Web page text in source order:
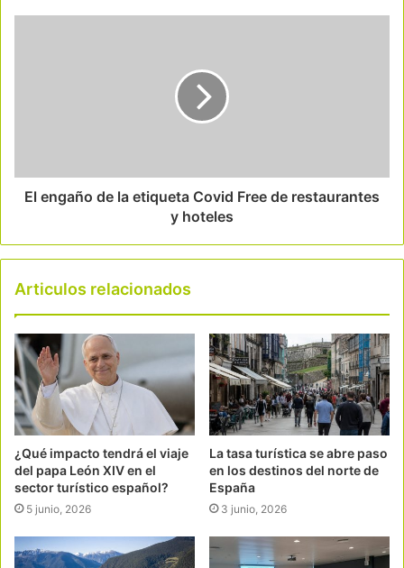
El engaño de la etiqueta Covid Free de restaurantes
y hoteles
Articulos relacionados
¿Qué impacto tendrá el viaje
del papa León XIV en el
sector turístico español?
5 junio, 2026
La tasa turística se abre paso
en los destinos del norte de
España
3 junio, 2026